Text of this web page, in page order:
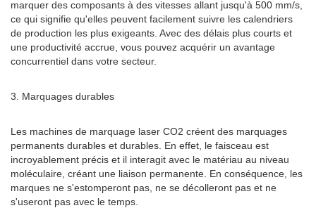
marquer des composants à des vitesses allant jusqu'à 500 mm/s,
ce qui signifie qu'elles peuvent facilement suivre les calendriers
de production les plus exigeants. Avec des délais plus courts et
une productivité accrue, vous pouvez acquérir un avantage
concurrentiel dans votre secteur.
3. Marquages ​​durables
Les machines de marquage laser CO2 créent des marquages ​​
permanents durables et durables. En effet, le faisceau est
incroyablement précis et il interagit avec le matériau au niveau
moléculaire, créant une liaison permanente. En conséquence, les
marques ne s'estomperont pas, ne se décolleront pas et ne
s'useront pas avec le temps.